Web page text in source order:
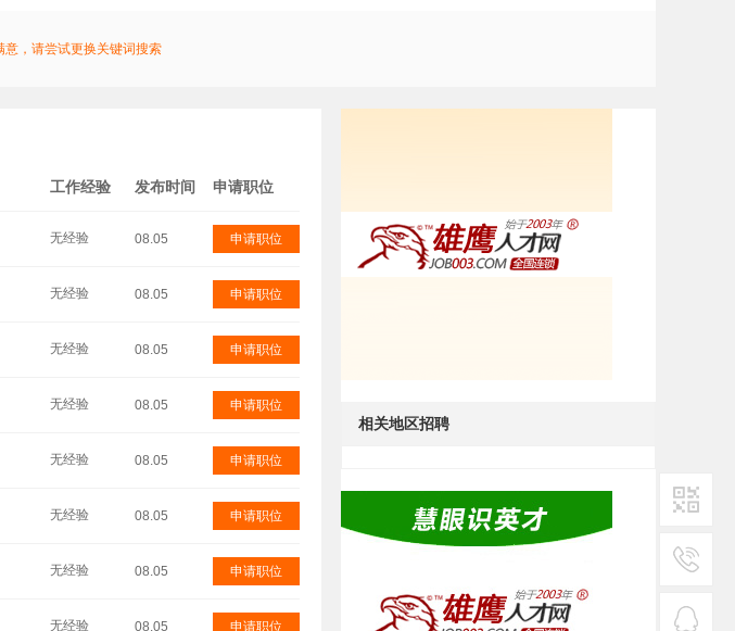
意，请尝试更换关键词搜索
工作经验 发布时间 申请职位
无经验 08.05 申请职位
无经验 08.05 申请职位
无经验 08.05 申请职位
无经验 08.05 申请职位
无经验 08.05 申请职位
无经验 08.05 申请职位
无经验 08.05 申请职位
无经验 08.05 申请职位
相关地区招聘
二维码1
热线